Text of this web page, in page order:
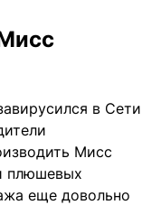
в Сети
Мисс
плюшевых
еще довольно